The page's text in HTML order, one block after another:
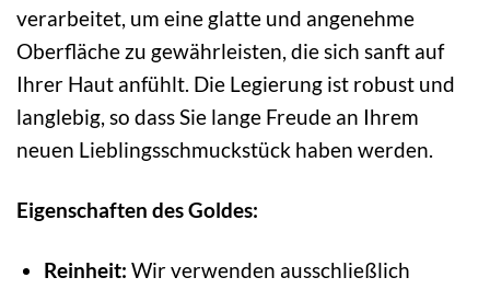
verarbeitet, um eine glatte und angenehme
Oberfläche zu gewährleisten, die sich sanft auf
Ihrer Haut anfühlt. Die Legierung ist robust und
langlebig, so dass Sie lange Freude an Ihrem
neuen Lieblingsschmuckstück haben werden.
Eigenschaften des Goldes:
Reinheit: Wir verwenden ausschließlich